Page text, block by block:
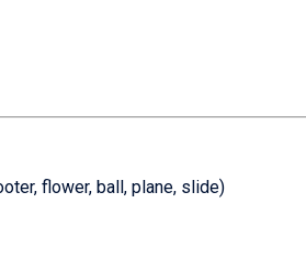
flower, ball, plane, slide)